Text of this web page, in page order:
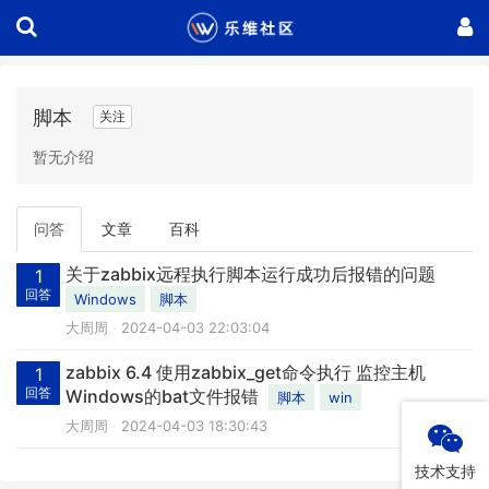
技术支持
脚本 关注
暂无介绍
问答 文章 百科
1
回答
关于zabbix远程执行脚本运行成功后报错的问题
Windows
脚本
大周周
2024-04-03 22:03:04
1
回答
zabbix 6.4 使用zabbix_get命令执行 监控主机
Windows的bat文件报错
脚本
win
大周周
2024-04-03 18:30:43